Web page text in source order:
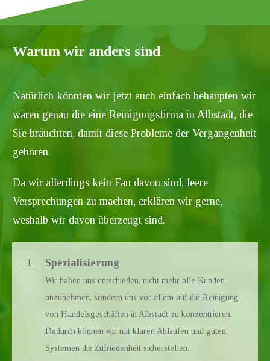
Warum wir anders sind
Natürlich könnten wir jetzt auch einfach behaupten wir
wären genau die eine Reinigungsfirma in Albstadt, die
Sie bräuchten, damit diese Probleme der Vergangenheit
gehören.
Da wir allerdings kein Fan davon sind, leere
Versprechungen zu machen, erklären wir gerne,
weshalb wir davon überzeugt sind.
1 Spezialisierung
Wir haben uns entschieden, nicht mehr alle Kunden
anzunehmen, sondern uns vor allem auf die Reinigung
von Handelsgeschäften in Albstadt zu konzentrieren.
Dadurch können wir mit klaren Abläufen und guten
Systemen die Zufriedenheit sicherstellen.